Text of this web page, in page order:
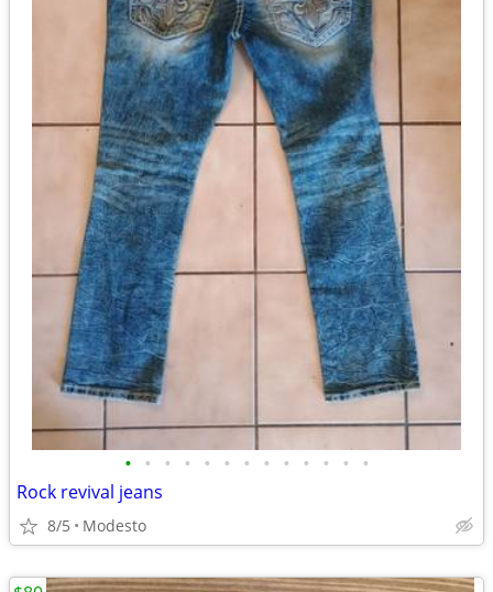
• • • • • • • • • • • • •
Rock revival jeans
8/5 Modesto